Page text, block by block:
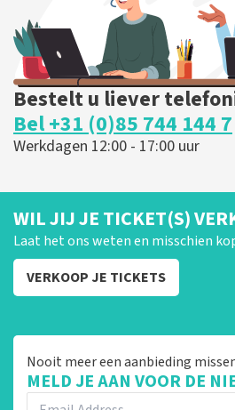
Bestelt u liever
Bel +31 (0)85 744 144 7
Werkdagen 12:00 - 17:00 uur
WIL JIJ JE TICKET(S)
Laat het ons weten en misschien
VERKOOP JE TICKETS
Nooit meer een aanbieding
MELD JE AAN VOOR DE